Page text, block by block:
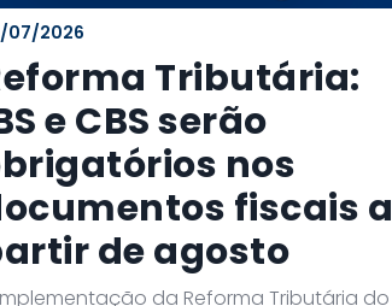
07/2026
Tributária:
e CBS serão
nos
fiscais a
de agosto
da Reforma Tributária do